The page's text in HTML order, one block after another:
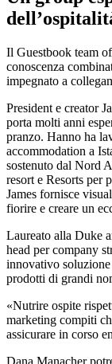
Il Guestbook team
conoscenza
impegnato a
President e creator
porta molti anni
pranzo. Hanno ha
accommodation a
sostenuto dal Nord
resort e Resorts per
James fornisce
fiorire e creare un
Laureato alla Duke
head per company
innovativo
prodotti di grandi
«Nutrire ospite
marketing compiti
assicurare in corso
Dana Manacher